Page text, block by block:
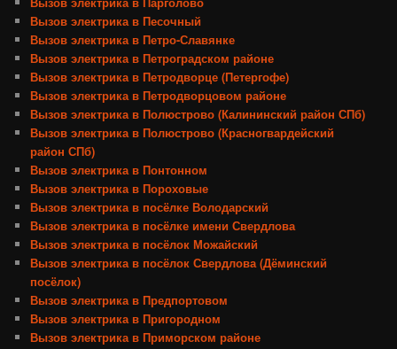
Вызов электрика в Песочный
Вызов электрика в Петро-Славянке
Вызов электрика в Петроградском районе
Вызов электрика в Петродворце (Петергофе)
Вызов электрика в Петродворцовом районе
Вызов электрика в Полюстрово (Калининский район СПб)
Вызов электрика в Полюстрово (Красногвардейский
район СПб)
Вызов электрика в Понтонном
Вызов электрика в Пороховые
Вызов электрика в посёлке Володарский
Вызов электрика в посёлке имени Свердлова
Вызов электрика в посёлок Можайский
Вызов электрика в посёлок Свердлова (Дёминский
посёлок)
Вызов электрика в Предпортовом
Вызов электрика в Пригородном
Вызов электрика в Приморском районе